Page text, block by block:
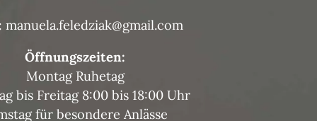
manuela.feledziak@gmail.com
Öffnungszeiten:
Montag Ruhetag
bis Freitag 8:00 bis 18:00 Uhr
für besondere Anlässe